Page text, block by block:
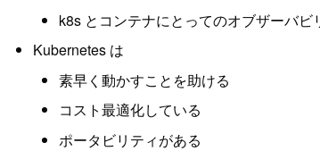
k8s とコンテナにとってのオブザーバ
Kubernetes は
素早く動かすことを助ける
コスト最適化している
ポータビリティがある